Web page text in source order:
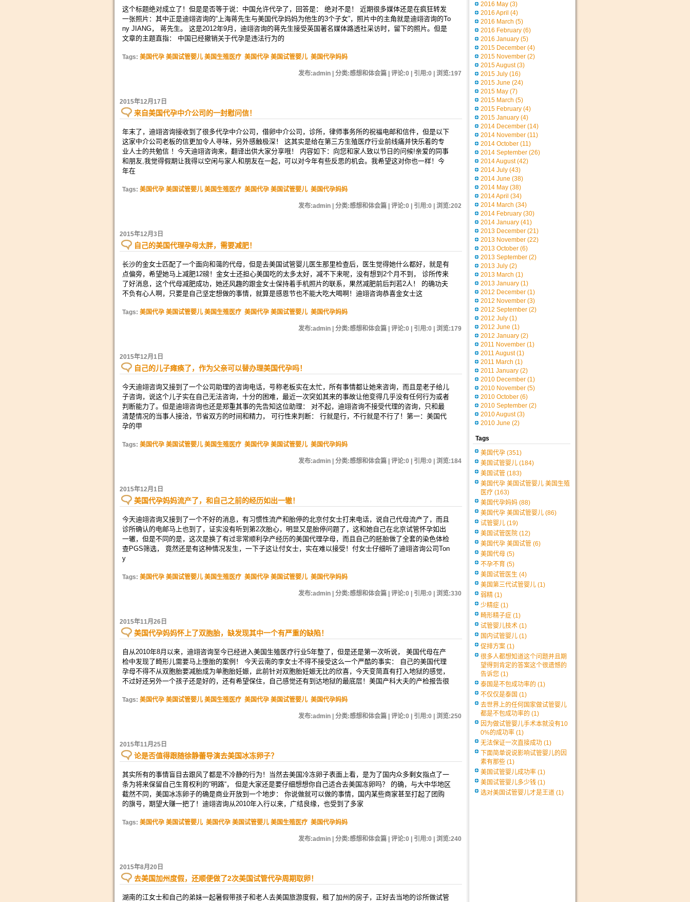
这个标题绝对成立了！但是是否等于说：中国允许代孕了，回答是： 绝对不是！ 近期很多媒体还是在疯狂转发
一张照片：其中正是迪翊咨询的“上海蒋先生与美国代孕妈妈为他生的3个子女”，照片中的主角就是迪翊咨询的To
ny JIANG， 蒋先生。 这是2012年9月，迪翊咨询的蒋先生接受英国著名媒体路透社采访时，留下的照片。但是
文章的主题直指： 中国已经撤销关于代孕是违法行为的
Tags: 美国代孕 美国试管婴儿 美国生殖医疗 美国代孕 美国试管婴儿 美国代孕妈妈
发布:admin | 分类:感想和体会篇 | 评论:0 | 引用:0 | 浏览:197
2015年12月17日
来自美国代孕中介公司的一封慰问信！
年末了，迪翊咨询接收到了很多代孕中介公司，借卵中介公司，诊所，律师事务所的祝福电邮和信件，但是以下
这家中介公司老板的信更加令人寻味，另外感触极深！ 这其实是给在第三方生殖医疗行业前线痛并快乐着的专
业人士的共勉信 ！今天迪翊咨询来，翻译出供大家分享哦！ 内容如下：向您和家人致以节日的问候!亲爱的同事
和朋友,我觉得假期让我得以空闲与家人和朋友在一起，可以对今年有些反思的机会。我希望这对你也一样！今
年在
Tags: 美国代孕 美国试管婴儿 美国生殖医疗 美国代孕 美国试管婴儿 美国代孕妈妈
发布:admin | 分类:感想和体会篇 | 评论:0 | 引用:0 | 浏览:202
2015年12月3日
自己的美国代理孕母太胖，需要减肥！
长沙的金女士匹配了一个面向和蔼的代母，但是去美国试管婴儿医生那里检查后，医生觉得她什么都好，就是有
点偏旁，希望她马上减肥12磅！金女士还担心美国吃的太多太好，减不下来呢，没有想到2个月不到， 诊所传来
了好消息，这个代母减肥成功，她还风趣的跟金女士保持着手机照片的联系，果然减肥前后判若2人！ 的确功夫
不负有心人啊，只要是自己坚定想做的事情，就算是感恩节也不能大吃大喝啊！迪翊咨询恭喜金女士这
Tags: 美国代孕 美国试管婴儿 美国生殖医疗 美国代孕 美国试管婴儿 美国代孕妈妈
发布:admin | 分类:感想和体会篇 | 评论:0 | 引用:0 | 浏览:179
2015年12月1日
自己的儿子瘫痪了，作为父亲可以替办理美国代孕吗！
今天迪翊咨询又接到了一个公司助理的咨询电话，号称老板实在太忙，所有事情都让她来咨询，而且是老子给儿
子咨询，说这个儿子实在自己无法咨询，十分的困难，最近一次突如其来的事故让他变得几乎没有任何行为或者
判断能力了。但是迪翊咨询也还是郑重其事的先告知这位助理： 对不起，迪翊咨询不接受代理的咨询，只和最
清楚情况的当事人接洽，节省双方的时间和精力， 可行性来判断： 行就是行，不行就是不行了！第一：美国代
孕的甲
Tags: 美国代孕 美国试管婴儿 美国生殖医疗 美国代孕 美国试管婴儿 美国代孕妈妈
发布:admin | 分类:感想和体会篇 | 评论:0 | 引用:0 | 浏览:184
2015年12月1日
美国代孕妈妈流产了，和自己之前的经历如出一辙！
今天迪翊咨询又接到了一个不好的消息，有习惯性流产和胎停的北京付女士打来电话，说自己代母流产了，而且
诊所确认的电邮马上也到了，证实没有听到第2次胎心，明显又是胎停问题了，这和她自己在北京试管怀孕如出
一辙，但是不同的是，这次是换了有过非常顺利孕产经历的美国代理孕母，而且自己的胚胎做了全套的染色体检
查PGS筛选， 竟然还是有这种情况发生，一下子这让付女士，实在难以接受！付女士仔细听了迪翊咨询公司Ton
y
Tags: 美国代孕 美国试管婴儿 美国生殖医疗 美国代孕 美国试管婴儿 美国代孕妈妈
发布:admin | 分类:感想和体会篇 | 评论:0 | 引用:0 | 浏览:330
2015年11月26日
美国代孕妈妈怀上了双胞胎，缺发现其中一个有严重的缺陷！
自从2010年8月以来，迪翊咨询至今已经进入美国生殖医疗行业5年整了，但是还是第一次听说， 美国代母在产
检中发现了畸形儿需要马上堕胎的案例！ 今天云南的李女士不得不接受这么一个严酷的事实： 自己的美国代理
孕母不得不从双胞胎要减胎成为单胞胎妊娠，此前针对双胞胎妊娠无比的欣喜，今天变简直有打入地狱的感觉，
不过好还另外一个孩子还是好的，还有希望保住，自己感觉还有到达地狱的最底层！美国产科大夫的产检报告很
Tags: 美国代孕 美国试管婴儿 美国生殖医疗 美国代孕 美国试管婴儿 美国代孕妈妈
发布:admin | 分类:感想和体会篇 | 评论:0 | 引用:0 | 浏览:250
2015年11月25日
论是否值得跟随徐静蕾导演去美国冰冻卵子？
其实所有的事情盲目去跟风了都是不冷静的行为！当然去美国冷冻卵子表面上看，是为了国内众多剩女指点了一
条为将来保留自己生育权利的“明路“， 但是大家还是要仔细想想你自己适合去美国冻卵吗？ 的确，与大中华地区
截然不同，美国冰冻卵子的确是商业开放到一个地步： 你说做就可以做的事情，国内某些商家甚至打起了团购
的旗号，期望大赚一把了！迪翊咨询从2010年入行以来，广结良缘，也受到了多家
Tags: 美国代孕 美国试管婴儿 美国代孕 美国试管婴儿 美国生殖医疗 美国代孕妈妈
发布:admin | 分类:感想和体会篇 | 评论:0 | 引用:0 | 浏览:240
2015年8月20日
去美国加州度假，还顺便做了2次美国试管代孕周期取卵！
湖南的江女士和自己的弟妹一起暑假带孩子和老人去美国旅游度假，租了加州的房子，正好去当地的诊所做试管
2016 May (3)
2016 April (4)
2016 March (5)
2016 February (6)
2016 January (5)
2015 December (4)
2015 November (2)
2015 August(3)
2015 July (16)
2015 June (24)
2015 May (7)
2015 March (5)
2015 February (4)
2015 January (4)
2014 December (14)
2014 November (11)
2014 October (11)
2014 September (26)
2014 August(42)
2014 July (43)
2014 June (38)
2014 May (38)
2014 April (34)
2014 March (34)
2014 February (30)
2014 January (41)
2013 December (21)
2013 November (22)
2013 October (6)
2013 September (2)
2013 July (2)
2013 March (1)
2013 January (1)
2012 December (1)
2012 November (3)
2012 September (2)
2012 July (1)
2012 June (1)
2012 January (2)
2011 November (1)
2011 August(1)
2011 March (1)
2011 January (2)
2010 December (1)
2010 November (5)
2010 October (6)
2010 September (2)
2010 August(3)
2010 June (2)
Tags
美国代孕 (351)
美国试管婴儿 (184)
美国试管 (183)
美国代孕 美国试管婴儿 美国生殖
医疗 (163)
美国代孕妈妈 (88)
美国代孕 美国试管婴儿 (86)
试管婴儿 (19)
美国试管医院 (12)
美国代孕 美国试管 (6)
美国代母 (5)
不孕不育 (5)
美国试管医生 (4)
美国第三代试管婴儿 (1)
弱精 (1)
少精症 (1)
畸形精子症 (1)
试管婴儿技术 (1)
国内试管婴儿 (1)
促排方案 (1)
很多人都想知道这个问题并且期
望得到肯定的答案这个很遗憾的
告诉您 (1)
泰国是不包成功率的 (1)
不仅仅是泰国 (1)
去世界上的任何国家做试管婴儿
都是不包成功率的 (1)
因为做试管婴儿手术本就没有10
0%的成功率 (1)
无法保证一次直接成功 (1)
下面简单说说影响试管婴儿的因
素有那些 (1)
美国试管婴儿成功率 (1)
美国试管婴儿多少钱 (1)
选对美国试管婴儿才是王道 (1)